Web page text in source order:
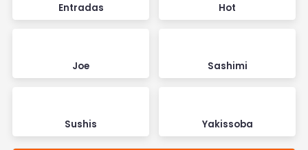
Entradas Hot
Joe Sashimi
Sushis Yakissoba